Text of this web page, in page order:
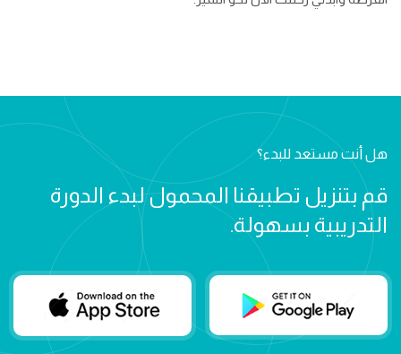
هل أنت مستعد للبدء؟
قم بتنزيل تطبيقنا المحمول لبدء الدورة
التدريبية بسهولة.